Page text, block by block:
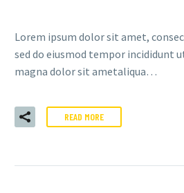
Lorem ipsum dolor sit amet,
sed do eiusmod tempor incididunt
magna dolor sit ametaliqua…
READ MORE